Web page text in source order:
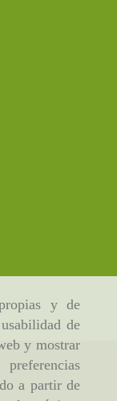
y de
de
y mostrar
a partir de